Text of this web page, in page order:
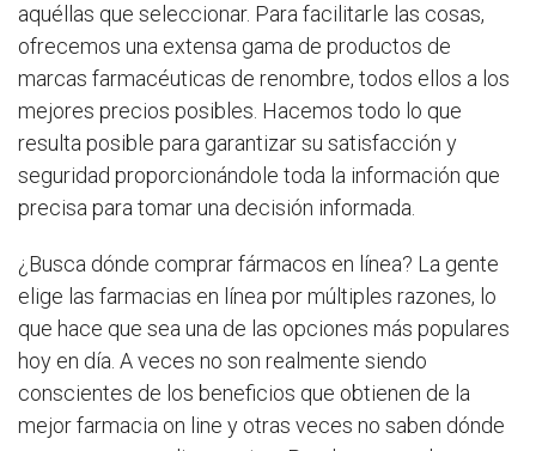
aquéllas que seleccionar. Para facilitarle las cosas,
ofrecemos una extensa gama de productos de
marcas farmacéuticas de renombre, todos ellos a los
mejores precios posibles. Hacemos todo lo que
resulta posible para garantizar su satisfacción y
seguridad proporcionándole toda la información que
precisa para tomar una decisión informada.
¿Busca dónde comprar fármacos en línea? La gente
elige las farmacias en línea por múltiples razones, lo
que hace que sea una de las opciones más populares
hoy en día. A veces no son realmente siendo
conscientes de los beneficios que obtienen de la
mejor farmacia on line y otras veces no saben dónde